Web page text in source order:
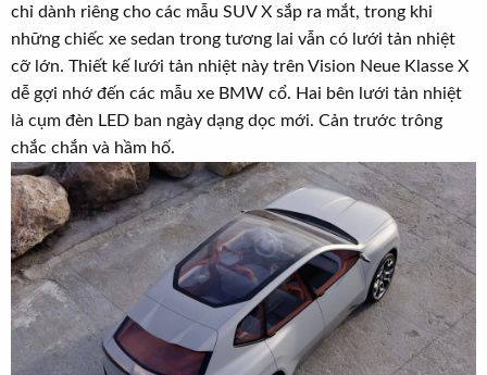
chỉ dành riêng cho các mẫu SUV X sắp ra mắt, trong khi
những chiếc xe sedan trong tương lai vẫn có lưới tản nhiệt
cỡ lớn. Thiết kế lưới tản nhiệt này trên Vision Neue Klasse X
dễ gợi nhớ đến các mẫu xe BMW cổ. Hai bên lưới tản nhiệt
là cụm đèn LED ban ngày dạng dọc mới. Cản trước trông
chắc chắn và hầm hố.